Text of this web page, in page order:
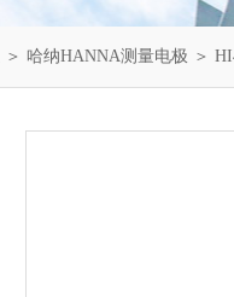
＞ 哈纳HANNA测量电极 ＞